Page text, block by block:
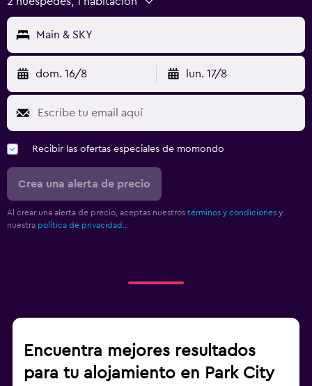
Main & SKY
dom. 16/8 lun. 17/8
Recibir las ofertas especiales de momondo
Crea una alerta de precio
Al crear una alerta de precio, aceptas nuestros términos y condiciones y
nuestra política de privacidad.
Encuentra mejores resultados
para tu alojamiento en Park City